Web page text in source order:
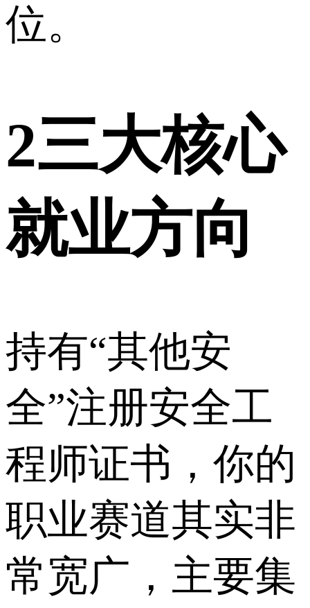
位。
2三大核心
就业方向
持有“其他安
全”注册安全工
程师证书，你的
职业赛道其实非
常宽广，主要集